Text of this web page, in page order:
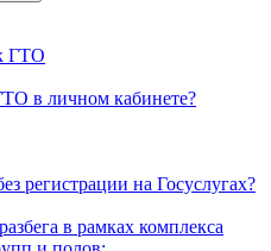
ГТО
в личном кабинете?
регистрации на Госуслугах?
в рамках комплекса